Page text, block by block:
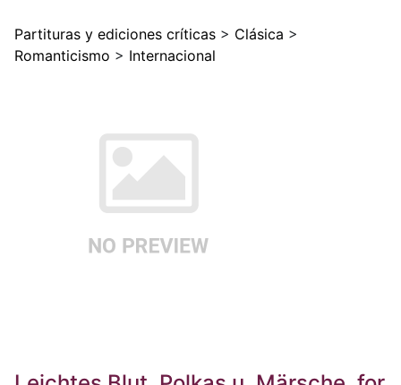
Partituras y ediciones críticas > Clásica >
Romanticismo > Internacional